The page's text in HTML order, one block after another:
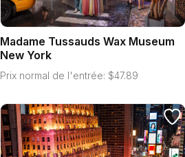
Madame Tussauds Wax Museum
New York
Prix normal de l'entrée: $47.89